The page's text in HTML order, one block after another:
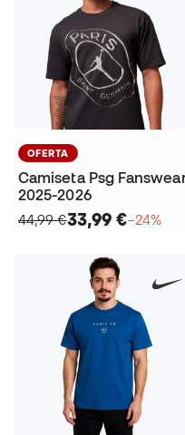
OFERTA
Camiseta Psg
2025-2026
44,99 €33,99 €−24%